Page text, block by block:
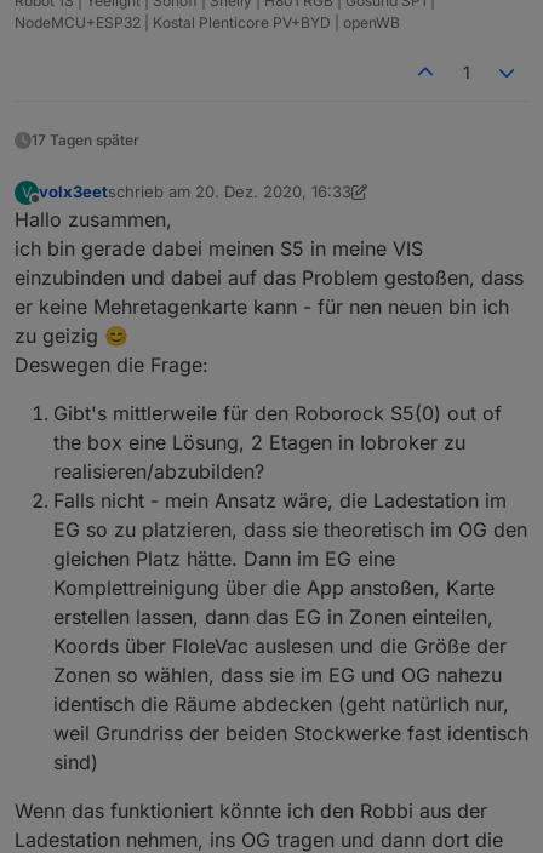
NodeMCU+ESP32 | Kostal Plenticore PV+BYD | openWB
1
17 Tagen später
V
Offline
volx3eetschrieb am 20. Dez. 2020, 16:33
zuletzt editiert von volx3eet
Hallo zusammen,
ich bin gerade dabei meinen S5 in meine VIS
einzubinden und dabei auf das Problem gestoßen, dass
er keine Mehretagenkarte kann - für nen neuen bin ich
zu geizig 😊
Deswegen die Frage:
Gibt's mittlerweile für den Roborock S5(0) out of
the box eine Lösung, 2 Etagen in Iobroker zu
realisieren/abzubilden?
Falls nicht - mein Ansatz wäre, die Ladestation im
EG so zu platzieren, dass sie theoretisch im OG den
gleichen Platz hätte. Dann im EG eine
Komplettreinigung über die App anstoßen, Karte
erstellen lassen, dann das EG in Zonen einteilen,
Koords über FloleVac auslesen und die Größe der
Zonen so wählen, dass sie im EG und OG nahezu
identisch die Räume abdecken (geht natürlich nur,
weil Grundriss der beiden Stockwerke fast identisch
sind)
Wenn das funktioniert könnte ich den Robbi aus der
Ladestation nehmen, ins OG tragen und dann dort die